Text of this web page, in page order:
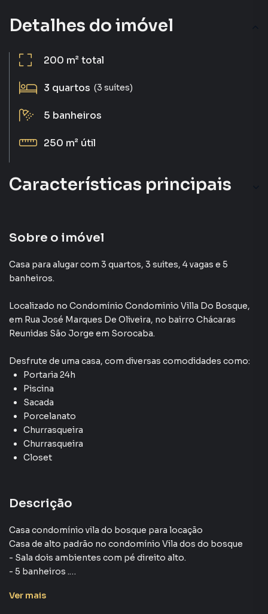
Detalhes do imóvel
200 m²total
3 quartos (3 suítes)
5 banheiros
250 m² útil
Características principais
Sobre o imóvel
Casa para alugar com 3 quartos, 3 suites, 4 vagas e 5
banheiros.
Localizado no Condomínio Condominio Villa Do Bosque,
em Rua José Marques De Oliveira, no bairro Chácaras
Reunidas São Jorge em Sorocaba.
Desfrute de uma casa, com diversas comodidades como:
Portaria 24h
Piscina
Sacada
Porcelanato
Churrasqueira
Churrasqueira
Closet
Descrição
Casa condomínio vila do bosque para locação
Casa de alto padrão no condomínio Vila dos do bosque
- Sala dois ambientes com pé direito alto.
- 5 banheiros .
- Cozinha com dispensa
Ver mais